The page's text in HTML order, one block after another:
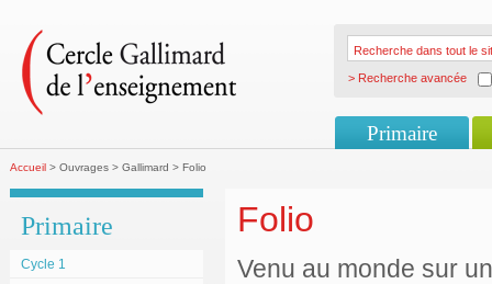
> Recherche avancée
Primaire
Accueil > Ouvrages > Gallimard > Folio
Primaire
Cycle 1
Folio
Venu au monde sur